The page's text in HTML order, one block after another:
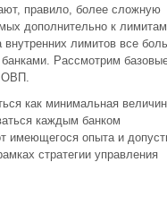
правило, более сложную
дополнительно к лимитам
внутренних лимитов все
Рассмотрим
ОВП.
как минимальная
каждым банком
имеющегося опыта и
стратегии управления